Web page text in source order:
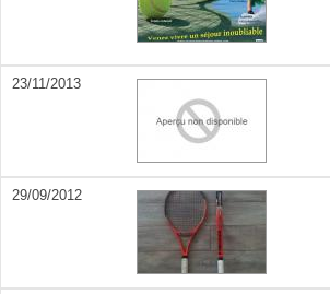
23/11/2013
29/09/2012